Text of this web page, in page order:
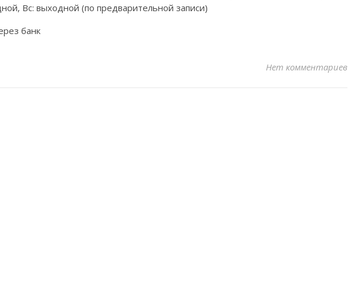
Вс: выходной (по предварительной записи)
банк
Нет комментариев